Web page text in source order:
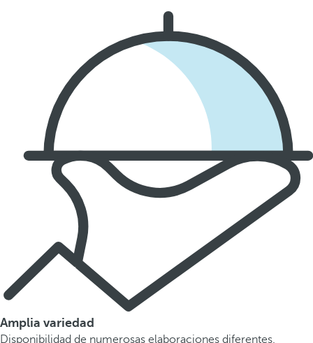
Amplia variedad
Disponibilidad de numerosas elaboraciones diferentes.